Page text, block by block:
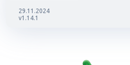
29.11.2024
v1.14.1